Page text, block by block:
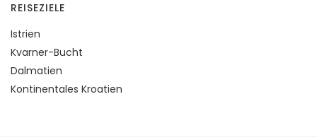
REISEZIELE
Istrien
Kvarner-Bucht
Dalmatien
Kontinentales Kroatien